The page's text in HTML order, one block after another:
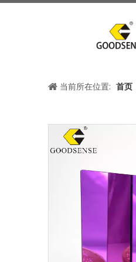
当前所在位置: 首页